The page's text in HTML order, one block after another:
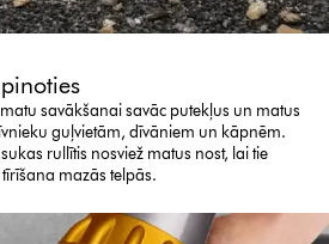
savākšanai savāc putekļus un matus
guļvietām, dīvāniem un kāpnēm.
rullītis nosviež matus nost, lai tie
mazās telpās.